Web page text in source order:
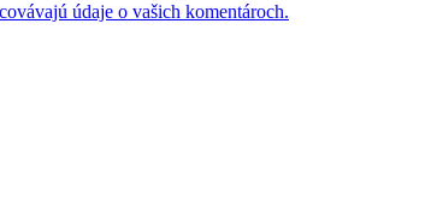
údaje o vašich komentároch.